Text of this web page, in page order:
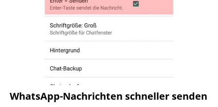
WhatsApp-Nachrichten schneller senden